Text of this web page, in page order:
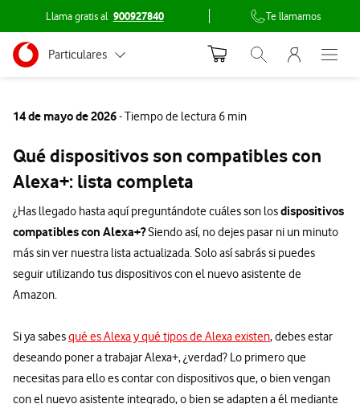
Llama gratis al 900927840 Te llamamos
Ir a la pagina principal de vodafone.es
Menu navegación Segmento
Particulares
Grandes empresas
y AA.PP.
Abrir buscador.
Menu
Abre
14 de mayo de 2026- Tiempo de lectura 6 min
Qué dispositivos son compatibles con
Alexa+: lista completa
¿Has llegado hasta aquí preguntándote cuáles son losdispositivos
compatibles con Alexa+?Siendo así, no dejes pasar ni un minuto
más sin ver nuestra lista actualizada. Solo así sabrás si puedes
seguir utilizando tus dispositivos con el nuevo asistente de
Amazon.
Si ya sabesqué es Alexa y qué tipos de Alexa existen, debes estar
deseando poner a trabajar Alexa+, ¿verdad? Lo primero que
necesitas para ello es contar con dispositivos que, o bien vengan
con el nuevo asistente integrado, o bien se adapten a él mediante